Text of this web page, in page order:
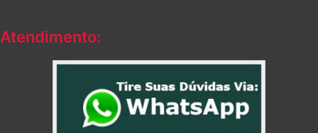
Atendimento: